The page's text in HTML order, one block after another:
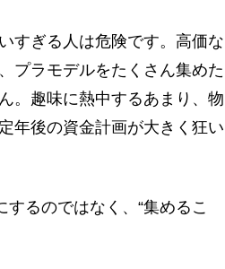
すぎる人は危険です。高価な
プラモデルをたくさん集めた
。趣味に熱中するあまり、物
年後の資金計画が大きく狂い
るのではなく、“集めるこ